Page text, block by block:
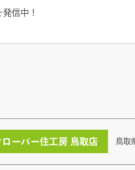
信中！
ローバー住工房 鳥取店 鳥取